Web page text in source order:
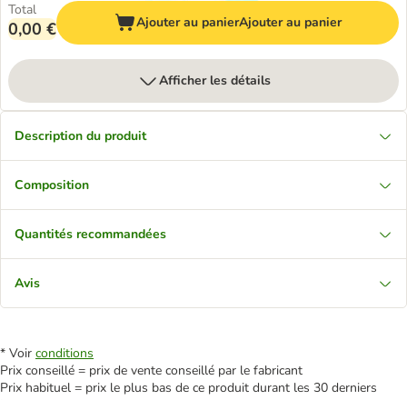
Total
0,00 € Ajouter au panierAjouter au panier
Afficher les détails
Description du produit
Composition
Quantités recommandées
Avis
* Voir conditions
Prix conseillé = prix de vente conseillé par le fabricant
Prix habituel = prix le plus bas de ce produit durant les 30 derniers